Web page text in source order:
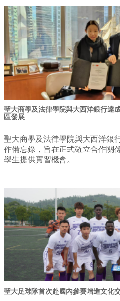
聖大商學及法律學院與大西洋銀行達
區發展
聖大商學及法律學院與大西洋銀
作備忘錄，旨在正式確立合作關
學生提供實習機會。
聖大足球隊首次赴國內參賽增進文化